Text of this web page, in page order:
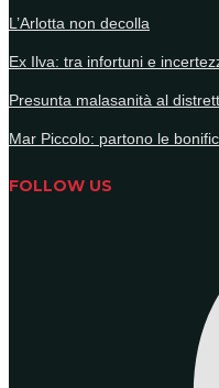
L’Arlotta non decolla
Ex Ilva: tra infortuni e
Presunta malasanità al
Mar Piccolo: partono le
FOLLOW US